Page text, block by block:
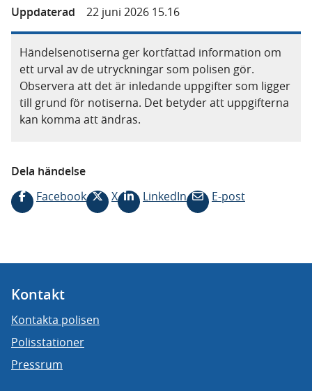
Uppdaterad
22 juni 2026 15.16
Händelsenotiserna ger kortfattad information om
ett urval av de utryckningar som polisen gör.
Observera att det är inledande uppgifter som ligger
till grund för notiserna. Det betyder att uppgifterna
kan komma att ändras.
Dela händelse
Facebook
X LinkedIn E-post
Kontakt
Kontakta polisen
Polisstationer
Pressrum